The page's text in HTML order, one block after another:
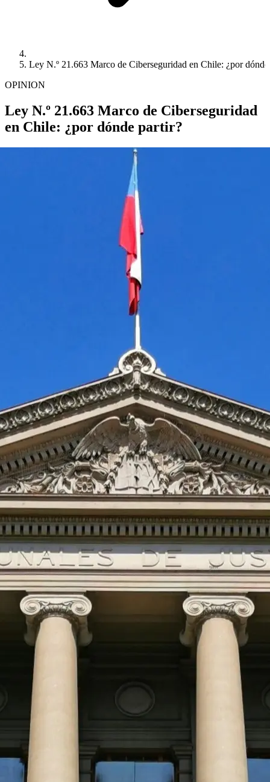
Ley N.º 21.663 Marco de Ciberseguridad en Chile: ¿por
OPINION
Ley N.º 21.663 Marco de Ciberseguridad
en Chile: ¿por dónde partir?